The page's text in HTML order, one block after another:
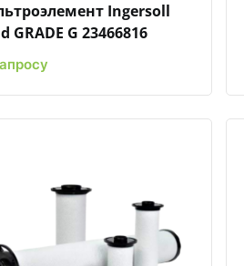
Ingersoll
GRADE G 23466816